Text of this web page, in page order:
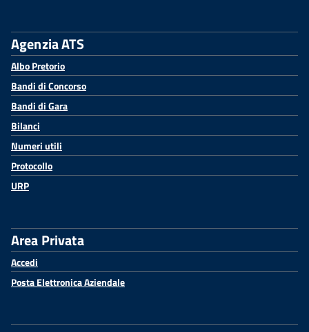
Agenzia ATS
Albo Pretorio
Bandi di Concorso
Bandi di Gara
Bilanci
Numeri utili
Protocollo
URP
Area Privata
Accedi
Posta Elettronica Aziendale